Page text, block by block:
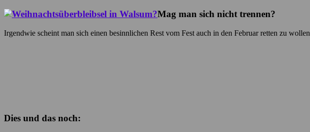
Mag man sich nicht trennen?
Irgendwie scheint man sich einen besinnlichen Rest vom Fest auch in den Februar retten zu wollen
Dies und das noch: